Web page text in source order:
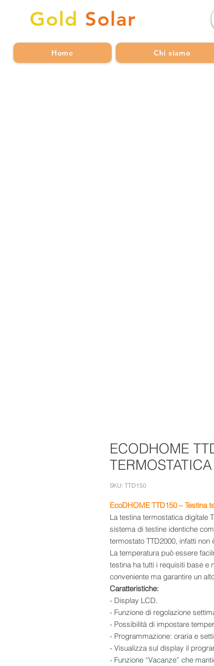
Gold Solar
Home Chi siamo
ECODHOME
SKU: TTD150
EcoDHOME TTD150 – Testina
La testina termostatica digitale
sistema di testine identiche
termostato TTD2000, infatti
La temperatura può essere
testina ha tutti i requisiti base e
conveniente ma garantire un
Caratteristiche:
- Display LCD.
- Funzione di regolazione
- Possibilità di impostare
- Programmazione: oraria e
- Visualizza sul display il
- Funzione “Vacanze” che